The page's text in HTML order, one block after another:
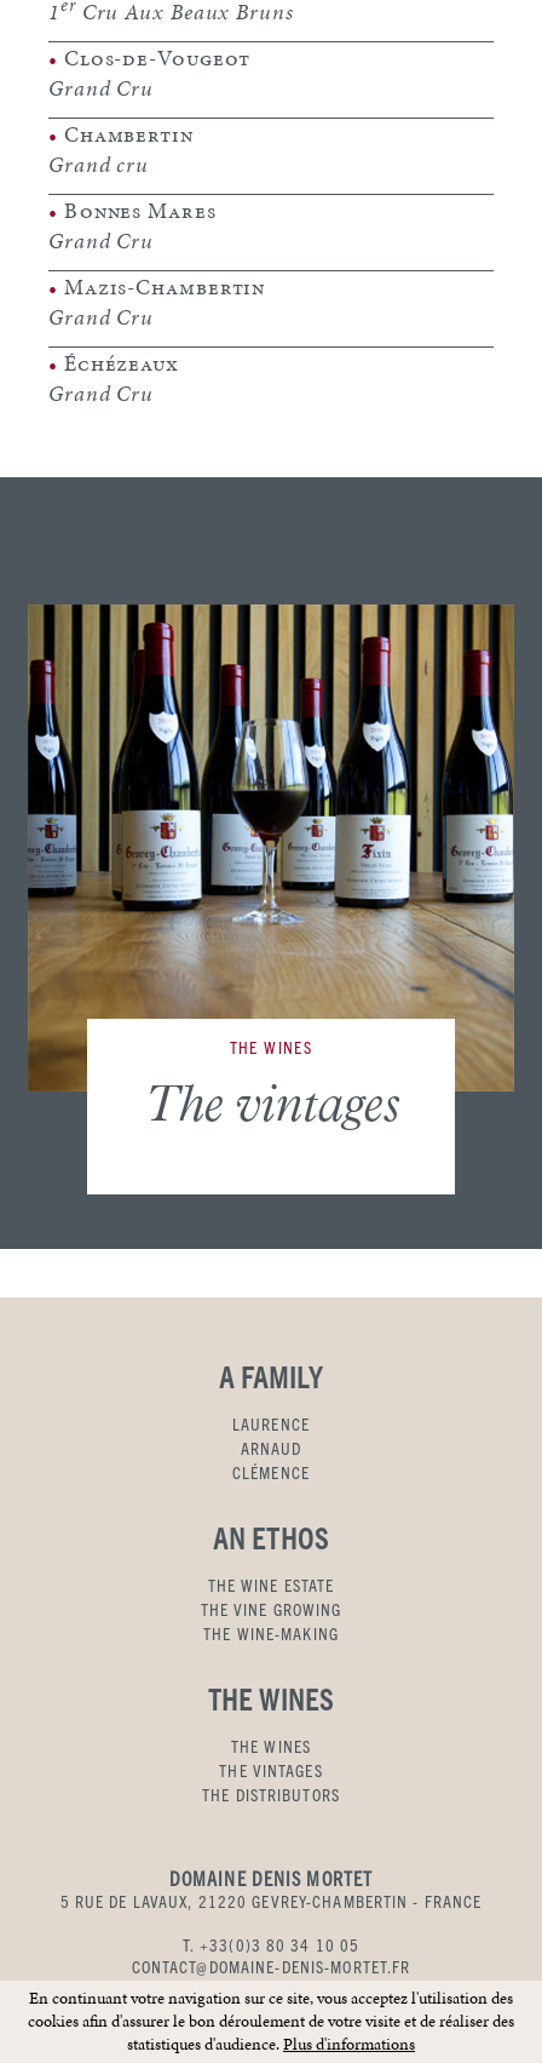
1
Cru Aux Beaux Bruns
• Clos-de-Vougeot
Grand Cru
• Chambertin
Grand cru
• Bonnes Mares
Grand Cru
• Mazis-Chambertin
Grand Cru
• Échézeaux
Grand Cru
THE WINES
The vintages
A FAMILY
LAURENCE
ARNAUD
CLÉMENCE
AN ETHOS
THE WINE ESTATE
THE VINE GROWING
THE WINE-MAKING
THE WINES
THE WINES
THE VINTAGES
THE DISTRIBUTORS
DOMAINE DENIS MORTET
5 RUE DE LAVAUX, 21220 GEVREY-CHAMBERTIN - FRANCE
T. +33(0)3 80 34 10 05
CONTACT@DOMAINE-DENIS-MORTET.FR
CREDITS LEGAL NOTICES COOKIES
En continuant votre navigation sur ce site, vous acceptez l'utilisation des
cookies afin d'assurer le bon déroulement de votre visite et de réaliser des
statistiques d'audience.Plus d'informations